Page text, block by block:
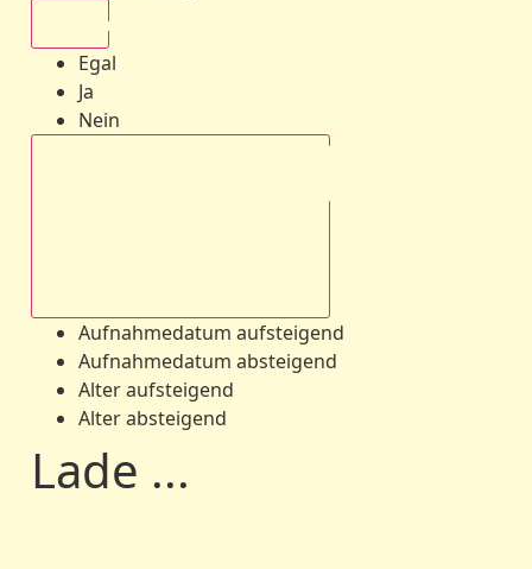
Egal
Ja
Nein
Aufnahmedatum aufsteigend
Aufnahmedatum absteigend
Alter aufsteigend
Alter absteigend
Lade ...